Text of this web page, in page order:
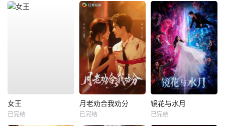
女王
已完结
月老劝合我劝分
已完结
镜花与水月
已完结